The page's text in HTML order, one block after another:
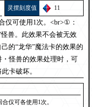
灵摆刻度值 11
仅可使用1次。<br>①：
兽。此效果不会被无效
的“龙华”魔法卡的效果的
怪兽的效果处理时，可
卡破坏。
仅可各使用1次。